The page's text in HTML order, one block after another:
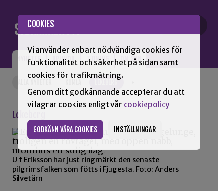
COOKIES
Vi använder enbart nödvändiga cookies för
funktionalitet och säkerhet på sidan samt
cookies för trafikmätning.
Genom ditt godkännande accepterar du att
vi lagrar cookies enligt vår cookiepolicy
GODKÄNN VÅRA COOKIES INSTÄLLNINGAR
NYHETER OPINION TIDNING OM SNN
LEKEBERG
Lekeberg
Ulf Eriksson har just ringmärkt den senaste
pilgrimsfalken som fötts i Fjugesta. Foto: Anders
Silvetärn